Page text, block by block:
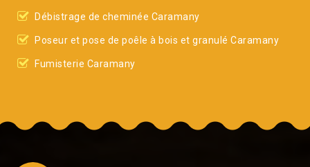
Débistrage de cheminée Caramany
Poseur et pose de poêle à bois et granulé Caramany
Fumisterie Caramany